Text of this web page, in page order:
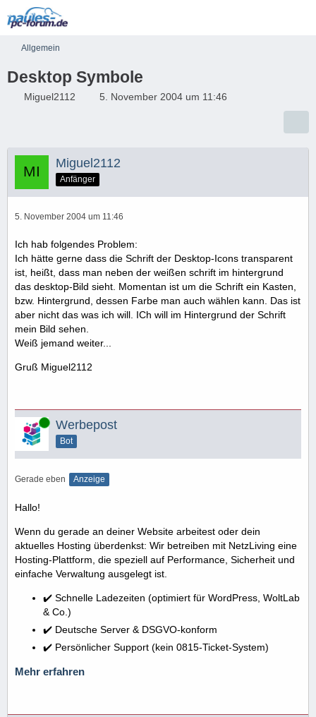
Allgemein
Desktop Symbole
Miguel2112 5. November 2004 um 11:46
Miguel2112
Anfänger
5. November 2004 um 11:46
Ich hab folgendes Problem:
Ich hätte gerne dass die Schrift der Desktop-Icons transparent
ist, heißt, dass man neben der weißen schrift im hintergrund
das desktop-Bild sieht. Momentan ist um die Schrift ein Kasten,
bzw. Hintergrund, dessen Farbe man auch wählen kann. Das ist
aber nicht das was ich will. ICh will im Hintergrund der Schrift
mein Bild sehen.
Weiß jemand weiter...
Gruß Miguel2112
Online Werbepost
Bot
Gerade eben Anzeige
Hallo!
Wenn du gerade an deiner Website arbeitest oder dein
aktuelles Hosting überdenkst: Wir betreiben mit NetzLiving eine
Hosting-Plattform, die speziell auf Performance, Sicherheit und
einfache Verwaltung ausgelegt ist.
✔️ Schnelle Ladezeiten (optimiert für WordPress, WoltLab
& Co.)
✔️ Deutsche Server & DSGVO-konform
✔️ Persönlicher Support (kein 0815-Ticket-System)
Mehr erfahren